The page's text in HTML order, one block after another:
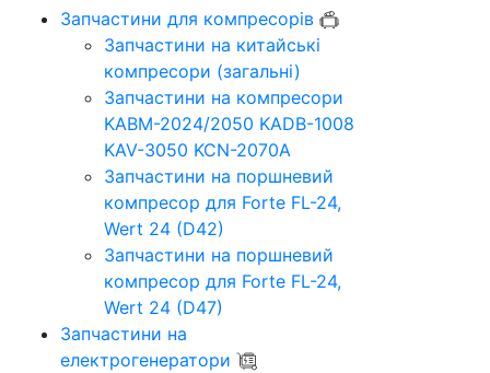
Запчастини для компресорів
Запчастини на китайські
компресори (загальні)
Запчастини на компресори
KABM-2024/2050 KADB-1008
KAV-3050 KCN-2070A
Запчастини на поршневий
компресор для Forte FL-24,
Wert 24 (D42)
Запчастини на поршневий
компресор для Forte FL-24,
Wert 24 (D47)
Запчастини на
електрогенератори